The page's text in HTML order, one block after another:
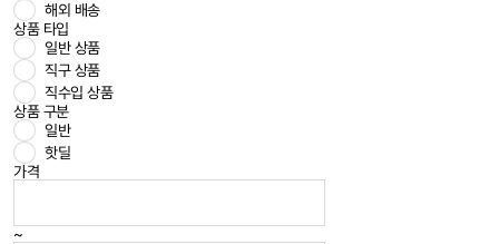
해외 배송
상품 타입
일반 상품
직구 상품
직수입 상품
상품 구분
일반
핫딜
가격
~